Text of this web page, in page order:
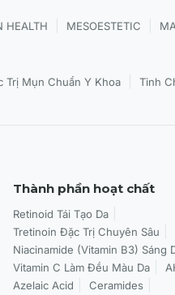
HEALTH MESOESTETIC
Trị Mụn Chuẩn Y Khoa Tinh
Thành phần hoạt chất
Retinoid Tái Tạo Da
Tretinoin Đặc Trị Chuyên Sâu
Niacinamide (Vitamin B3) Sáng
Vitamin C Làm Đều Màu Da
Azelaic Acid
Ceramides